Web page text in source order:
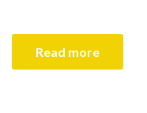
Read more